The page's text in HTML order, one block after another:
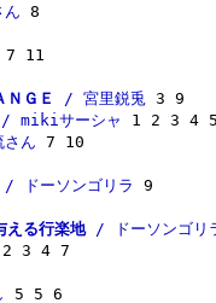
ＮＧＥ / 宮里鋭兎
mikiサーシャ
ん
/ ドーソンゴリラ
える行楽地 / ドーソンゴリ